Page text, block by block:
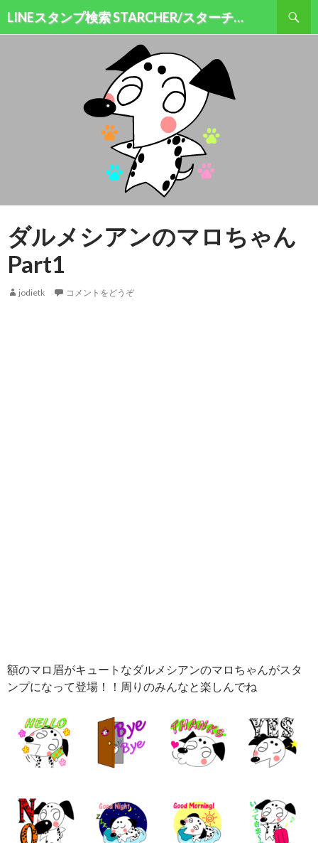
LINEスタンプ検索 STARCHER/スターチャー
ダルメシアンのマロちゃん
Part1
jodietk コメントをどうぞ
額のマロ眉がキュートなダルメシアンのマロちゃんがスタ
ンプになって登場！！周りのみんなと楽しんでね